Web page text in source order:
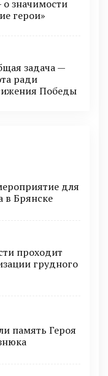
значимости
герои»
задача —
ради
Победы
для
в Брянске
проходит
грудного
память Героя